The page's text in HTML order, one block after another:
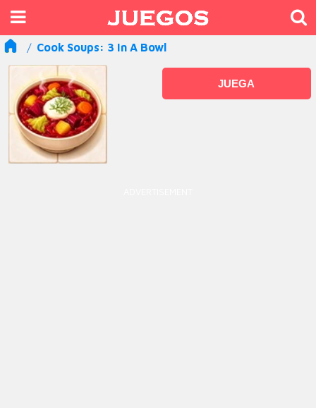
Cook Soups: 3 In A Bowl
JUEGA